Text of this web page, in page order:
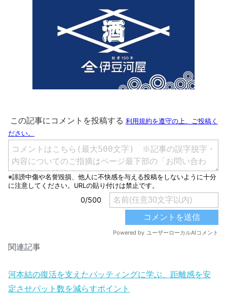
関連記事
河本結の復活を支えたパッティングに学ぶ、距離感を安
定させパット数を減らすポイント